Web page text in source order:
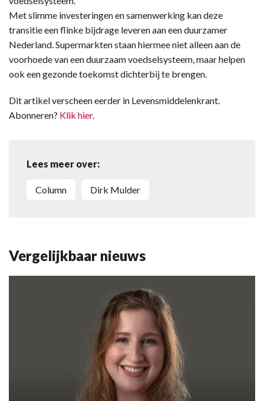
Met slimme investeringen en samenwerking kan deze
transitie een flinke bijdrage leveren aan een duurzamer
Nederland. Supermarkten staan hiermee niet alleen aan de
voorhoede van een duurzaam voedselsysteem, maar helpen
ook een gezonde toekomst dichterbij te brengen.
Dit artikel verscheen eerder in Levensmiddelenkrant.
Abonneren? Klik hier.
Lees meer over:
column Dirk Mulder
Vergelijkbaar nieuws